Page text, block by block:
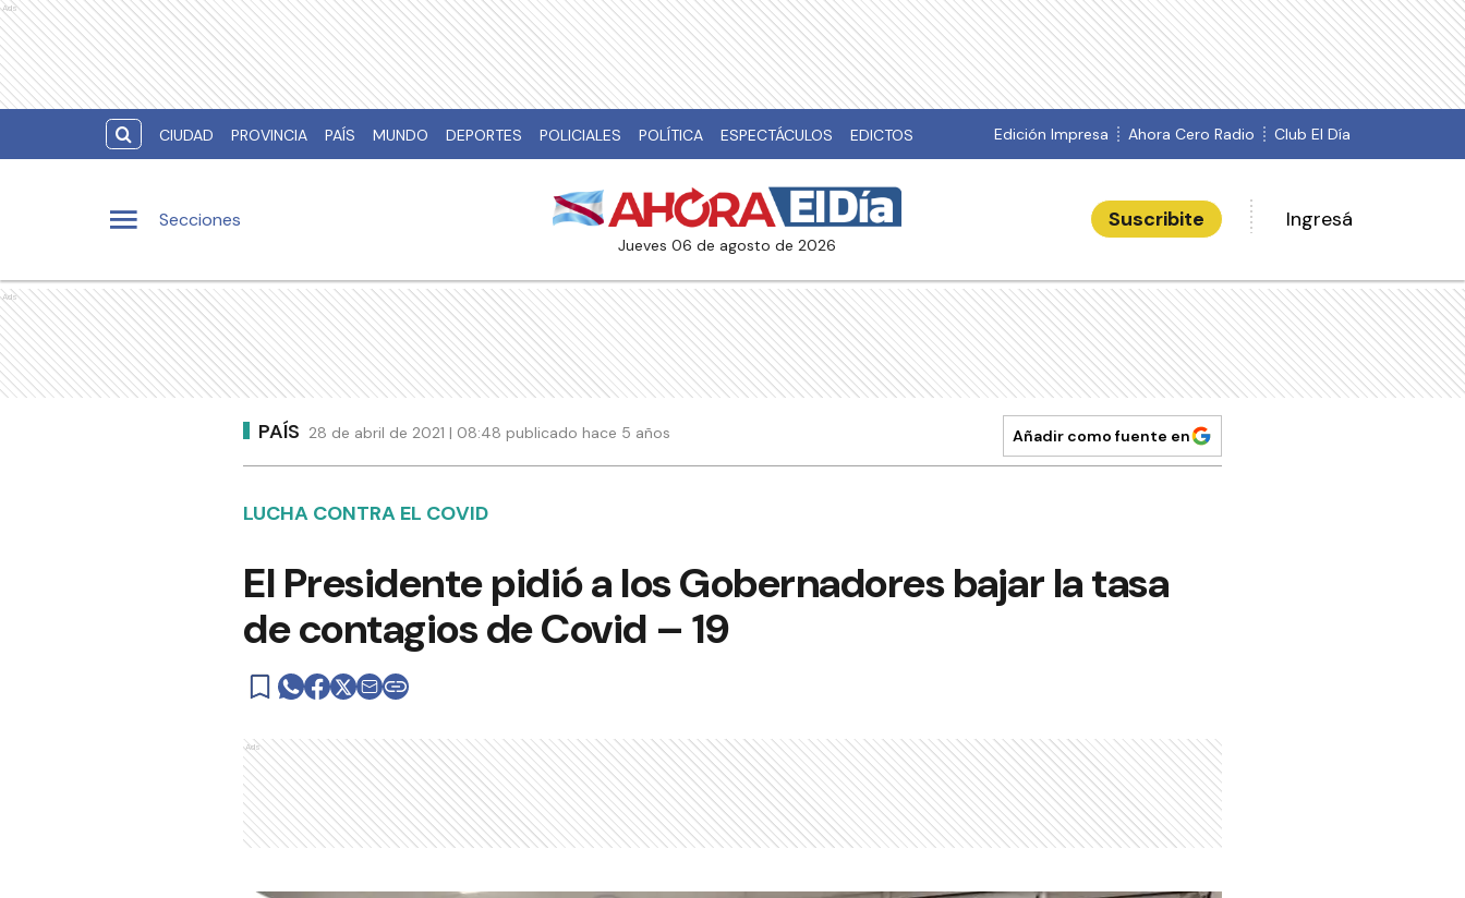
Ads
CIUDAD PROVINCIA PAÍS MUNDO DEPORTES POLICIALES POLÍTICA ESPECTÁCULOS EDICTOS Edición Impresa Ahora Cero Radio Club El Día
Secciones
jueves 06 de agosto de 2026
Suscribite Ingresá
Ads
PAÍS 28 de abril de 2021 | 08:48 publicado hace 5 años Añadir como fuente en
LUCHA CONTRA EL COVID
El Presidente pidió a los Gobernadores bajar la tasa
de contagios de Covid – 19
Ads